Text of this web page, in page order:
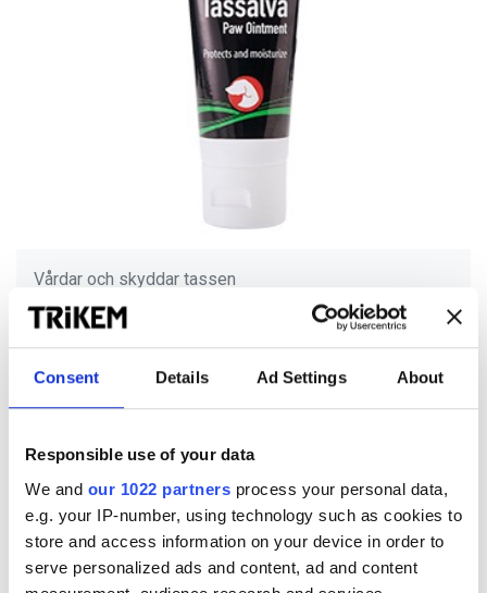
Consent Details Ad Settings About
Responsible use of your data
We and our 1022 partners process your personal data,
e.g. your IP-number, using technology such as cookies to
store and access information on your device in order to
serve personalized ads and content, ad and content
Vårdar och skyddar tassen
Tassalva
"Jag märker att Coat & Skin hjälper inifrån med mjuka
tassar. Salvan ger extra skydd utifrån när det är regn
och rusk. Den är antiseptisk så kanon mot små sprickor
Läs mer